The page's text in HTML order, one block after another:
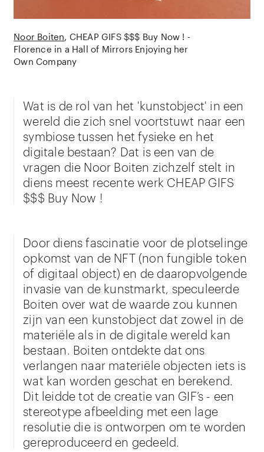
Noor Boiten CHEAP GIFS $$$ Buy Now ! -
Florence in a Hall of Mirrors Enjoying her
Own Company
Wat is de rol van het 'kunstobject' in een
wereld die zich snel voortstuwt naar een
symbiose tussen het fysieke en het
digitale bestaan? Dat is een van de
vragen die Noor Boiten zichzelf stelt in
diens meest recente werk CHEAP GIFS
$$$ Buy Now !
Door diens fascinatie voor de plotselinge
opkomst van de NFT (non fungible token
of digitaal object) en de daaropvolgende
invasie van de kunstmarkt, speculeerde
Boiten over wat de waarde zou kunnen
zijn van een kunstobject dat zowel in de
materiële als in de digitale wereld kan
bestaan. Boiten ontdekte dat ons
verlangen naar materiële objecten iets is
wat kan worden geschat en berekend.
Dit leidde tot de creatie van GIF’s - een
stereotype afbeelding met een lage
resolutie die is ontworpen om te worden
gereproduceerd en gedeeld.